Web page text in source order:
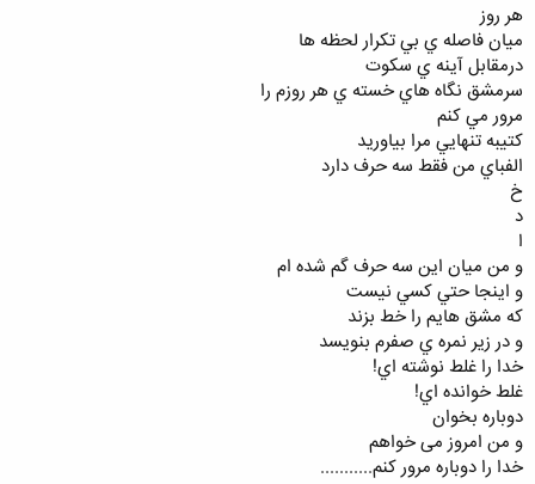
ﻫﺮ ﺭﻭﺯ
ﻣﻴﺎﻥ ﻓﺎﺻﻠﻪ ﻱ ﺑﻲ ﺗﻜﺮﺍﺭ ﻟﺤﻈﻪ ﻫﺎ
ﺩﺭﻣﻘﺎﺑﻞ ﺁﻳﻨﻪ ﻱ ﺳﻜﻮﺕ
ﺳﺮﻣﺸﻖ ﻧﮕﺎﻩ ﻫﺎﻱ ﺧﺴﺘﻪ ﻱ ﻫﺮ ﺭﻭﺯﻡ ﺭﺍ
ﻣﺮﻭﺭ ﻣﻲ ﻛﻨﻢ
ﻛﺘﻴﺒﻪ ﺗﻨﻬﺎﻳﻲ ﻣﺮﺍ ﺑﻴﺎﻭﺭﻳﺪ
ﺍﻟﻔﺒﺎﻱ ﻣﻦ ﻓﻘﻂ ﺳﻪ ﺣﺮﻑ ﺩﺍﺭﺩ
ﺥ
ﺩ
ﺍ
ﻭ ﻣﻦ ﻣﻴﺎﻥ ﺍﻳﻦ ﺳﻪ ﺣﺮﻑ ﮔﻢ ﺷﺪﻩ ﺍﻡ
ﻭ ﺍﻳﻨﺠﺎ ﺣﺘﻲ ﻛﺴﻲ ﻧﻴﺴﺖ
ﻛﻪ ﻣﺸﻖ ﻫﺎﻳﻢ ﺭﺍ ﺧﻂ ﺑﺰﻧﺪ
ﻭ ﺩﺭ ﺯﻳﺮ ﻧﻤﺮﻩ ﻱ ﺻﻔﺮﻡ ﺑﻨﻮﻳﺴﺪ
ﺧﺪﺍ ﺭﺍ ﻏﻠﻂ ﻧﻮﺷﺘﻪ ﺍﻱ!
ﻏﻠﻂ ﺧﻮﺍﻧﺪﻩ ﺍﻱ!
ﺩﻭﺑﺎﺭﻩ ﺑﺨﻮﺍﻥ
ﻭ ﻣﻦ ﺍﻣﺮﻭﺯ ﻣﯽ ﺧﻮﺍﻫﻢ
ﺧﺪﺍ ﺭﺍ ﺩﻭﺑﺎﺭﻩ ﻣﺮﻭﺭ ﻛﻨﻢ...........